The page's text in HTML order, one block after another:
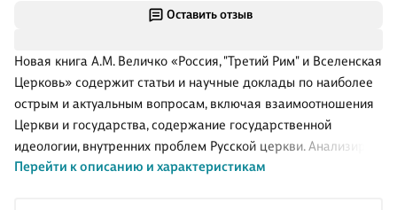
Оставить отзыв
Новая книга A.M. Величко «Россия, "Третий Рим" и Вселенская
Церковь» содержит статьи и научные доклады по наиболее
острым и актуальным вопросам, включая взаимоотношения
Церкви и государства, содержание государственной
идеологии, внутренних проблем Русской церкви. Анализируя
взгляды сторонников доктрины «Москва — Третий Рим»,
Перейти к описанию и характеристикам